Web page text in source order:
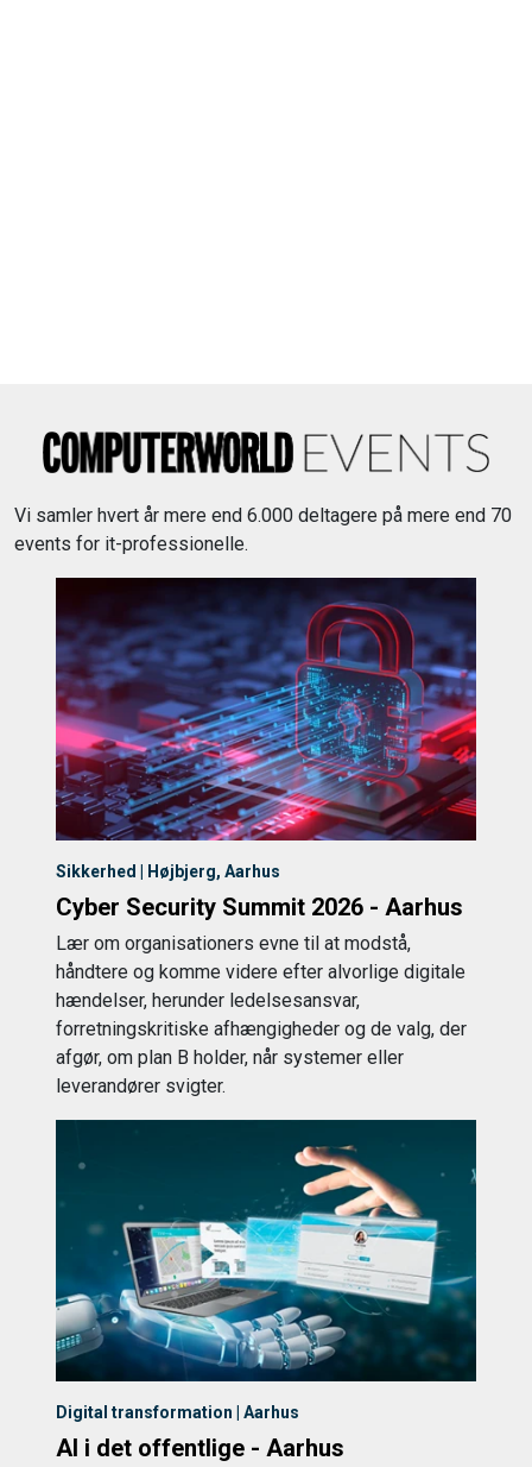
Vi samler hvert år mere end 6.000 deltagere på mere end 70
events for it-professionelle.
Sikkerhed | Højbjerg, Aarhus
Cyber Security Summit 2026 - Aarhus
Lær om organisationers evne til at modstå,
håndtere og komme videre efter alvorlige digitale
hændelser, herunder ledelsesansvar,
forretningskritiske afhængigheder og de valg, der
afgør, om plan B holder, når systemer eller
leverandører svigter.
Digital transformation | Aarhus
AI i det offentlige - Aarhus